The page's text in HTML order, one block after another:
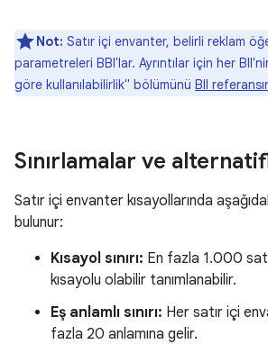
Not: Satır içi envanter, belirli reklam
parametreleri BBI'lar. Ayrıntılar için her
göre kullanılabilirlik" bölümünü BII
Sınırlamalar ve
Satır içi envanter kısayollarında
bulunur:
Kısayol sınırı: En fazla 1.000
kısayolu olabilir tanımlanabilir.
Eş anlamlı sınırı: Her satır içi
fazla 20 anlamına gelir.